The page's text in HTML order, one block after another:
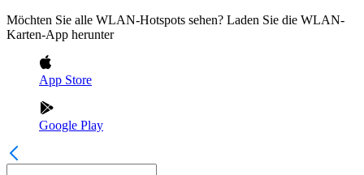
Möchten Sie alle WLAN-Hotspots sehen? Laden Sie die WLAN-
Karten-App herunter
App Store
Google Play